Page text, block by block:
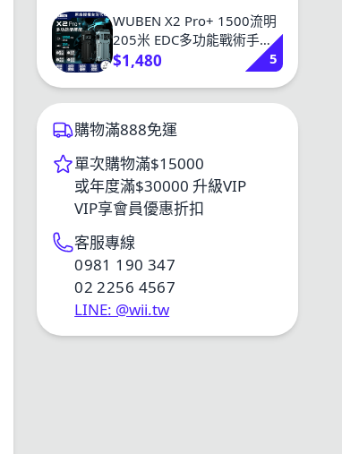
WUBEN X2 Pro+ 1500流明
205米 EDC多功能戰術手電
筒 (紅白光) 無段調光 尾部磁
$1,480 5
購物滿888免運
單次購物滿$15000
或年度滿$30000 升級VIP
VIP享會員優惠折扣
客服專線
0981 190 347
02 2256 4567
LINE: @wii.tw